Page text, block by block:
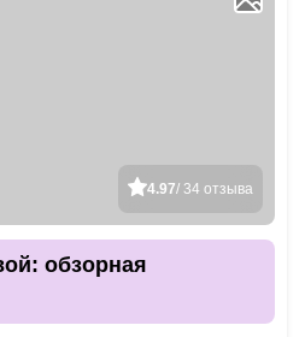
4.97/ 34 отзыва
обзорная